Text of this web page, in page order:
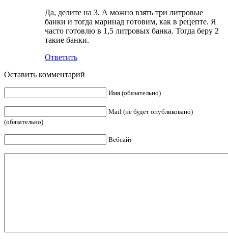
Да, делите на 3. А можно взять три литровые
банки и тогда маринад готовим, как в рецепте. Я
часто готовлю в 1,5 литровых банка. Тогда беру 2
такие банки.
Ответить
Оставить комментарий
Имя (обязательно)
Mail (не будет опубликовано)
(обязательно)
Вебсайт